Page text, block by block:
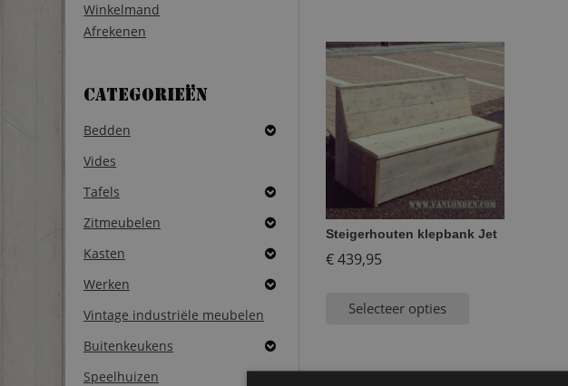
Winkelmand
Afrekenen
Categorieën
Bedden
Vides
Tafels
Zitmeubelen
Kasten
Werken
Vintage industriële meubelen
Buitenkeukens
Speelhuizen
Steigerhouten klepbank Jet
€439,95
Selecteer opties